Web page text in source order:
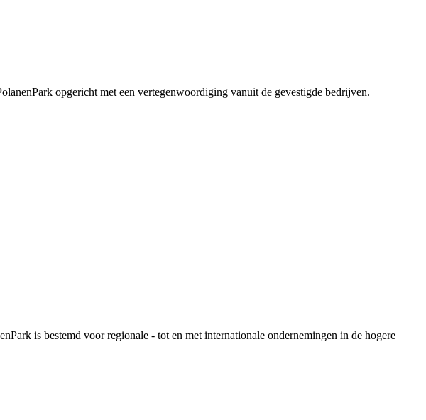
opgericht met een vertegenwoordiging vanuit de gevestigde bedrijven.
is bestemd voor regionale - tot en met internationale ondernemingen in de hogere